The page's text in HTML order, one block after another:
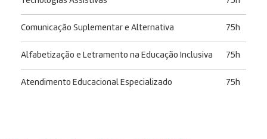
Comunicação Suplementar e Alternativa 75h
Alfabetização e Letramento na Educação Inclusiva 75h
Atendimento Educacional Especializado 75h